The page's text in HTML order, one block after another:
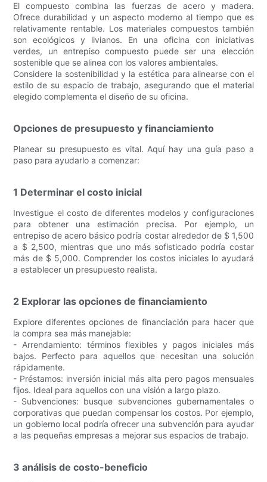
El compuesto combina las fuerzas de acero y madera.
Ofrece durabilidad y un aspecto moderno al tiempo que es
relativamente rentable. Los materiales compuestos también
son ecológicos y livianos. En una oficina con iniciativas
verdes, un entrepiso compuesto puede ser una elección
sostenible que se alinea con los valores ambientales.
Considere la sostenibilidad y la estética para alinearse con el
estilo de su espacio de trabajo, asegurando que el material
elegido complementa el diseño de su oficina.
Opciones de presupuesto y financiamiento
Planear su presupuesto es vital. Aquí hay una guía paso a
paso para ayudarlo a comenzar:
1 Determinar el costo inicial
Investigue el costo de diferentes modelos y configuraciones
para obtener una estimación precisa. Por ejemplo, un
entrepiso de acero básico podría costar alrededor de $ 1,500
a $ 2,500, mientras que uno más sofisticado podría costar
más de $ 5,000. Comprender los costos iniciales lo ayudará
a establecer un presupuesto realista.
2 Explorar las opciones de financiamiento
Explore diferentes opciones de financiación para hacer que
la compra sea más manejable:
- Arrendamiento: términos flexibles y pagos iniciales más
bajos. Perfecto para aquellos que necesitan una solución
rápidamente.
- Préstamos: inversión inicial más alta pero pagos mensuales
fijos. Ideal para aquellos con una visión a largo plazo.
- Subvenciones: busque subvenciones gubernamentales o
corporativas que puedan compensar los costos. Por ejemplo,
un gobierno local podría ofrecer una subvención para ayudar
a las pequeñas empresas a mejorar sus espacios de trabajo.
3 análisis de costo-beneficio